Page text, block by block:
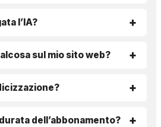
l’IA?
sul mio sito web?
dell’abbonamento?